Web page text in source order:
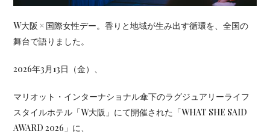
W大阪 × 国際女性デー。香りと地域が生み出す循環を、全国の
舞台で語りました。
2026年3月13日（金）、
マリオット・インターナショナル傘下のラグジュアリーライフ
スタイルホテル「W大阪」にて開催された「WHAT SHE SAID
AWARD 2026」に、